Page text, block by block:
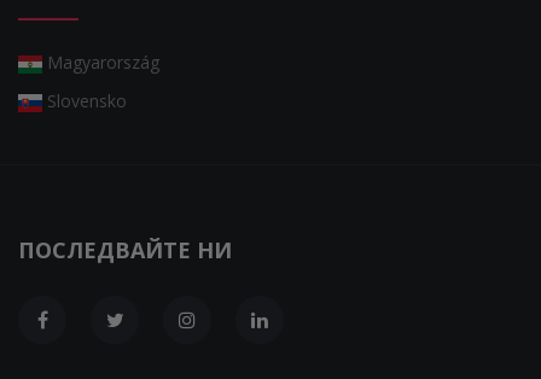
Magyarország
Slovensko
ПОСЛЕДВАЙТЕ НИ